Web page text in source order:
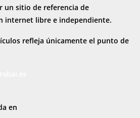
un sitio de referencia de
internet libre e independiente.
refleja únicamente el punto de
en